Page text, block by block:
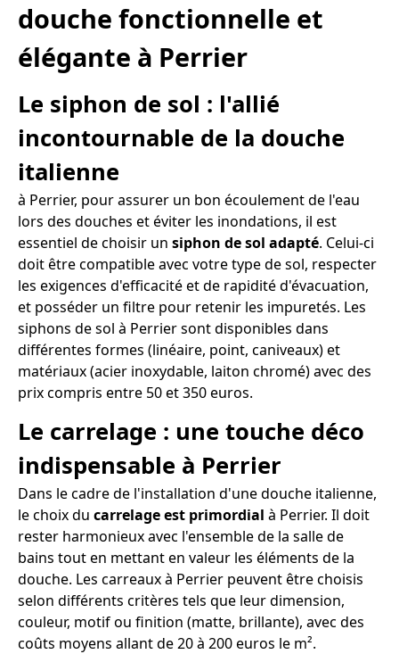
douche fonctionnelle et
élégante à Perrier
Le siphon de sol : l'allié
incontournable de la douche
italienne
à Perrier, pour assurer un bon écoulement de l'eau
lors des douches et éviter les inondations, il est
essentiel de choisir un siphon de sol adapté. Celui-ci
doit être compatible avec votre type de sol, respecter
les exigences d'efficacité et de rapidité d'évacuation,
et posséder un filtre pour retenir les impuretés. Les
siphons de sol à Perrier sont disponibles dans
différentes formes (linéaire, point, caniveaux) et
matériaux (acier inoxydable, laiton chromé) avec des
prix compris entre 50 et 350 euros.
Le carrelage : une touche déco
indispensable à Perrier
Dans le cadre de l'installation d'une douche italienne,
le choix du carrelage est primordial à Perrier. Il doit
rester harmonieux avec l'ensemble de la salle de
bains tout en mettant en valeur les éléments de la
douche. Les carreaux à Perrier peuvent être choisis
selon différents critères tels que leur dimension,
couleur, motif ou finition (matte, brillante), avec des
coûts moyens allant de 20 à 200 euros le m².